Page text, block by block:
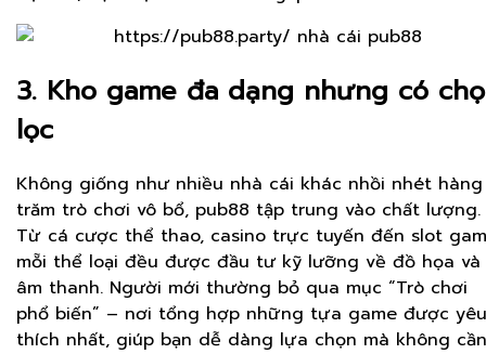
3. Kho game đa dạng nhưng có
lọc
Không giống như nhiều nhà cái khác nhồi nhét hàng
trăm trò chơi vô bổ, pub88 tập trung vào chất lượng.
Từ cá cược thể thao, casino trực tuyến đến slot
mỗi thể loại đều được đầu tư kỹ lưỡng về đồ họa và
âm thanh. Người mới thường bỏ qua mục “Trò chơi
phổ biến” – nơi tổng hợp những tựa game được yêu
thích nhất, giúp bạn dễ dàng lựa chọn mà không cần